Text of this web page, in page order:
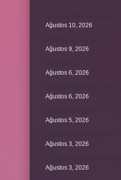
Ağustos 10, 2026
Ağustos 9, 2026
Ağustos 6, 2026
Ağustos 6, 2026
Ağustos 5, 2026
Ağustos 3, 2026
Ağustos 3, 2026